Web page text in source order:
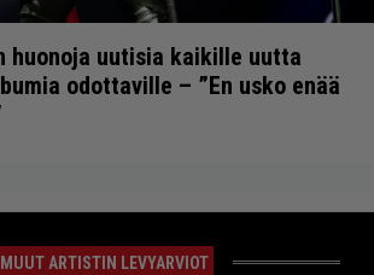
huonoja uutisia kaikille uutta
odottaville – ”En usko enää
MUUT ARTISTIN LEVYARVIOT